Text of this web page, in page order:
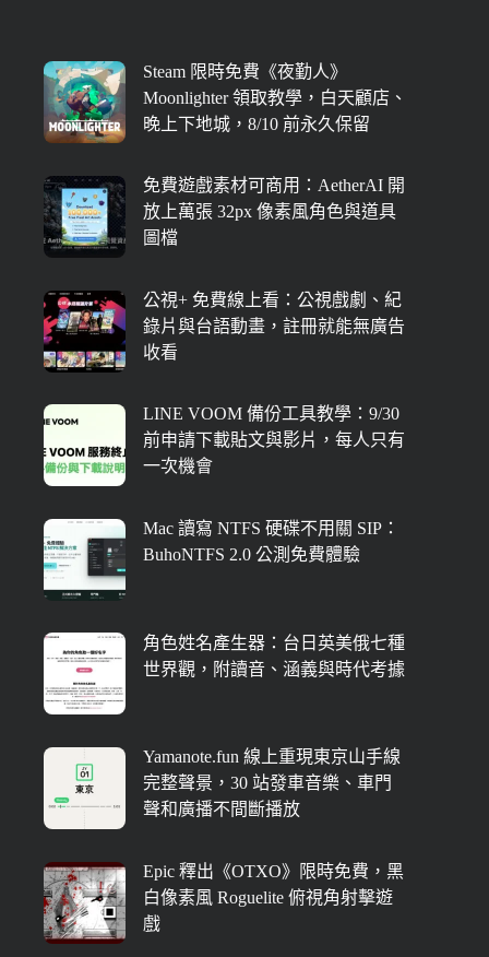
Steam 限時免費《夜勤人》
Moonlighter 領取教學，白天顧店、
晚上下地城，8/10 前永久保留
免費遊戲素材可商用：AetherAI 開
放上萬張 32px 像素風角色與道具
圖檔
公視+ 免費線上看：公視戲劇、紀
錄片與台語動畫，註冊就能無廣告
收看
LINE VOOM 備份工具教學：9/30
前申請下載貼文與影片，每人只有
一次機會
Mac 讀寫 NTFS 硬碟不用關 SIP：
BuhoNTFS 2.0 公測免費體驗
角色姓名產生器：台日英美俄七種
世界觀，附讀音、涵義與時代考據
Yamanote.fun 線上重現東京山手線
完整聲景，30 站發車音樂、車門
聲和廣播不間斷播放
Epic 釋出《OTXO》限時免費，黑
白像素風 Roguelite 俯視角射擊遊
戲